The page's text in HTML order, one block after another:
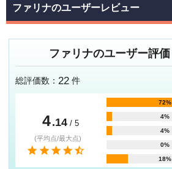
ファリナのユーザーレビュー
ファリナのユーザー評
総評価数： 22 件
4.14/ 5
(平均点/最大点)
72%
4%
4%
0%
18%